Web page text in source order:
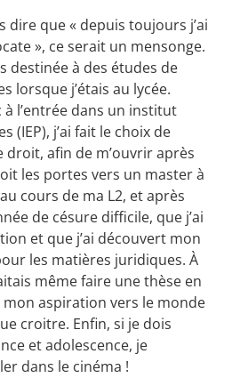
dire que « depuis toujours j’ai
», ce serait un mensonge.
destinée à des études de
lorsque j’étais au lycée.
l’entrée dans un institut
(IEP), j’ai fait le choix de
droit, afin de m’ouvrir après
les portes vers un master à
au cours de ma L2, et après
de césure difficile, que j’ai
et que j’ai découvert mon
les matières juridiques. À
même faire une thèse en
mon aspiration vers le monde
croitre. Enfin, si je dois
et adolescence, je
dans le cinéma !